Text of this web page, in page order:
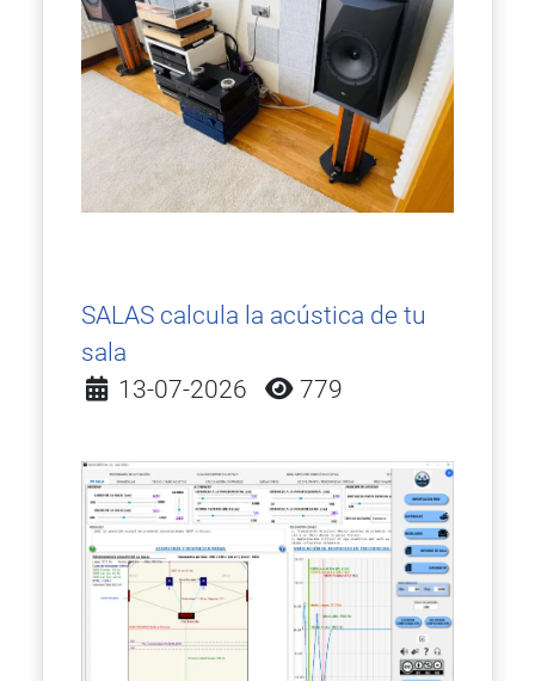
SALAS calcula la acústica de tu
sala
Detalles
13-07-2026 779